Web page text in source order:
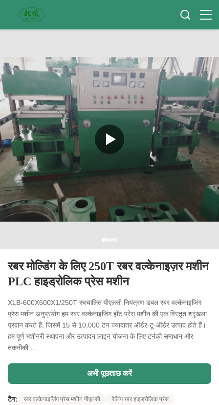
रबर मोल्डिंग के लिए 250T रबर वल्केनाइज़र मशीन
PLC हाइड्रोलिक प्रेस मशीन
XLB-600X600X1/250T स्वचालित पीएलसी नियंत्रण डबल रबर वल्केनाइजिंग
प्रेस मशीन अनुप्रयोग हम रबर वल्केनाइजिंग हॉट प्रेस मशीन की एक विस्तृत श्रृंखला
प्रदान करते हैं, जिसमें 15 से 10,000 टन ज्यादातर ऑर्डर-टू-ऑर्डर उत्पाद होते हैं।
हम पूर्ण मशीनरी स्थापना और उत्पादन लाइन योजना के लिए टर्नकी समाधान और
तकनीकी ...
अभी पूछताछ करें
टैग: रबर वल्केनाइजिंग प्रेस मशीन पीएलसी
रेलिंग रबर हाइड्रोलिक प्रेस